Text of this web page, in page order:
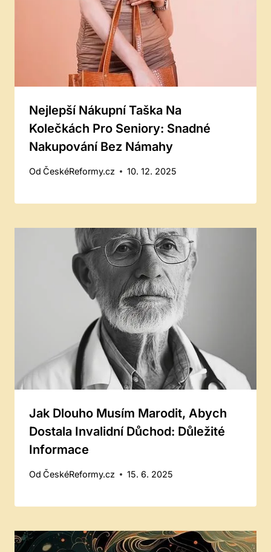
Nejlepší Nákupní Taška Na
Kolečkách Pro Seniory: Snadné
Nakupování Bez Námahy
Od ČeskéReformy.cz 10. 12. 2025
Jak Dlouho Musím Marodit, Abych
Dostala Invalidní Důchod: Důležité
Informace
Od ČeskéReformy.cz 15. 6. 2025